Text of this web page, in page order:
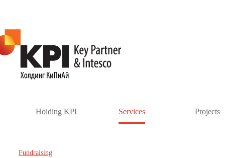
Holding KPI Services Projects
Fundraising